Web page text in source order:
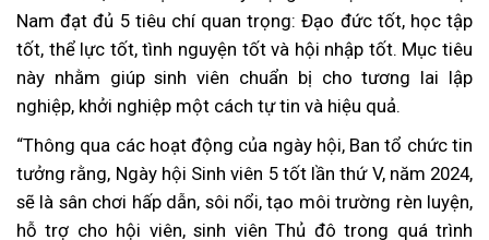
Nam đạt đủ 5 tiêu chí quan trọng: Đạo đức tốt, học tập
tốt, thể lực tốt, tình nguyện tốt và hội nhập tốt. Mục tiêu
này nhằm giúp sinh viên chuẩn bị cho tương lai lập
nghiệp, khởi nghiệp một cách tự tin và hiệu quả.
“Thông qua các hoạt động của ngày hội, Ban tổ chức tin
tưởng rằng, Ngày hội Sinh viên 5 tốt lần thứ V, năm 2024,
sẽ là sân chơi hấp dẫn, sôi nổi, tạo môi trường rèn luyện,
hỗ trợ cho hội viên, sinh viên Thủ đô trong quá trình